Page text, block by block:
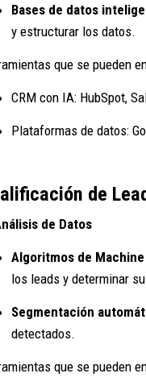
Bases de datos
y estructurar los datos.
que se pueden
CRM con IA: HubSpot,
Plataformas de datos:
de
de Datos
Algoritmos de
los leads y determinar
Segmentación
detectados.
que se pueden